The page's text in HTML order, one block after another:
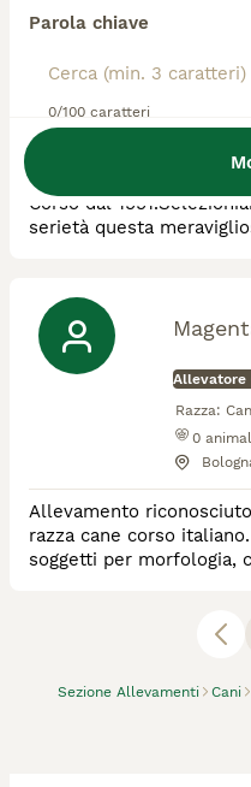
Parola chiave
0/100 caratteri
Sezione Allevamenti Cani
Razza:
Allevamento riconosciuto
Corso dal
serietà questa
displasia di anche e
carattere fantastico,
di bellezza di vario livello
Allevatore
Razza:
0
Allevamento
razza cane corso
soggetti per morfologia,
DSRA) e sani.